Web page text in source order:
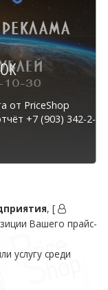
от PriceShop
+7 (903) 342-2-
, [
Вашего прайс-
услугу среди